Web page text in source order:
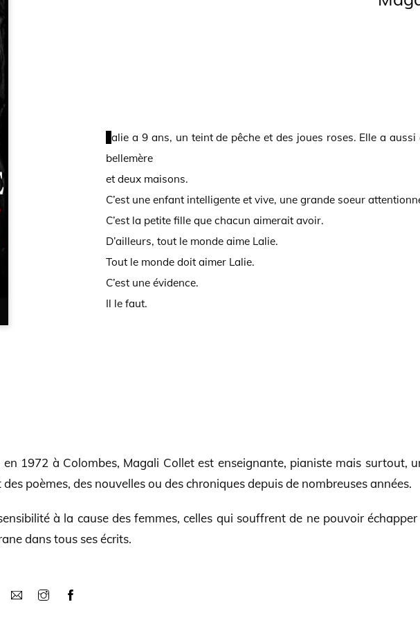
Lalie a 9 ans, un teint de pêche et des joues roses. Elle a aussi deux frères et des chatons, une
bellemère
et deux maisons.
C’est une enfant intelligente et vive, une grande soeur
C’est la petite fille que chacun aimerait avoir.
D’ailleurs, tout le monde aime Lalie.
Tout le monde doit aimer Lalie.
C’est une évidence.
Il le faut.
en 1972 à Colombes, Magali Collet est enseignante, pianiste mais surtout,
des poèmes, des nouvelles ou des chroniques depuis de nombreuses années.
à la cause des femmes, celles qui souffrent de ne pouvoir
dans tous ses écrits.